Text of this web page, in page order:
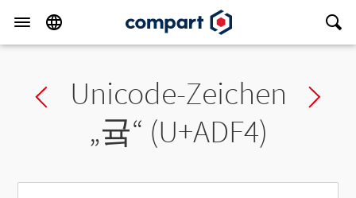
Previous char
Unicode-Zeichen
„귴“ (U+ADF4)